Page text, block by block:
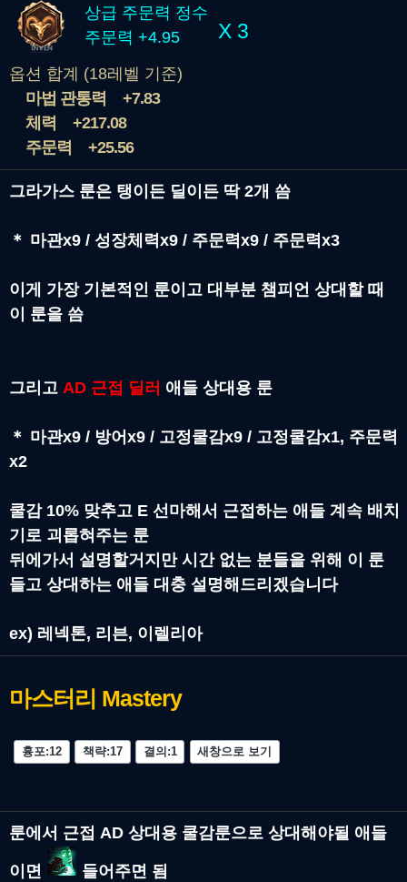
상급 주문력 정수
주문력 +4.95
X 3
옵션 합계 (18레벨 기준)
마법 관통력
+7.83
체력
+217.08
주문력
+25.56
그라가스 룬은 탱이든 딜이든 딱 2개 씀
＊ 마관x9 / 성장체력x9 / 주문력x9 / 주문력x3
이게 가장 기본적인 룬이고 대부분 챔피언 상대할 때
이 룬을 씀
그리고 AD 근접 딜러 애들 상대용 룬
＊ 마관x9 / 방어x9 / 고정쿨감x9 / 고정쿨감x1, 주문력
x2
쿨감 10% 맞추고 E 선마해서 근접하는 애들 계속 배치
기로 괴롭혀주는 룬
뒤에가서 설명할거지만 시간 없는 분들을 위해 이 룬
들고 상대하는 애들 대충 설명해드리겠습니다
ex) 레넥톤, 리븐, 이렐리아
마스터리 Mastery
흉포:12 책략:17 결의:1 새창으로 보기
룬에서 근접 AD 상대용 쿨감룬으로 상대해야될 애들
이면 들어주면 됨